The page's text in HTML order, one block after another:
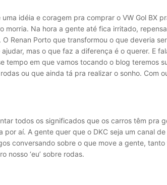
idéia e coragem pra comprar o VW Gol BX
Na hora a gente até fica irritado,
Renan Porto que transformou o que deveria
mas o que faz a diferença é o querer. E
tempo em que vamos tocando o blog teremos
ou que ainda tá pra realizar o sonho. Com
todos os significados que os carros têm pra
aí. A gente quer que o DKC seja um canal
conversando sobre o que move a gente,
nosso ‘eu’ sobre rodas.